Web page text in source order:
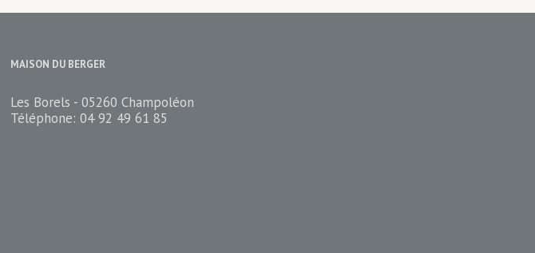
MAISON DU BERGER
Les Borels - 05260 Champoléon
Téléphone: 04 92 49 61 85